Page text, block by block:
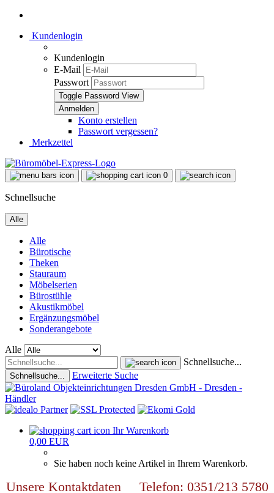
Kundenlogin
Kundenlogin
E-Mail
Passwort
Toggle Password View
Konto erstellen
Passwort vergessen?
Merkzettel
0
Schnellsuche
Alle
Alle
Bürotische
Theken
Stauraum
Möbelserien
Bürostühle
Akustikmöbel
Ergänzungsmöbel
Sonderangebote
Alle
Schnellsuche...
Schnellsuche... Erweiterte Suche
Ihr Warenkorb
0,00 EUR
Sie haben noch keine Artikel in Ihrem Warenkorb.
Unsere Kontaktdaten Telefon: 0351/213 5780